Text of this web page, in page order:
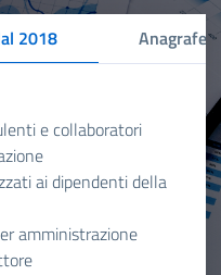
2018 Anagrafe
e collaboratori
ai dipendenti della
amministrazione